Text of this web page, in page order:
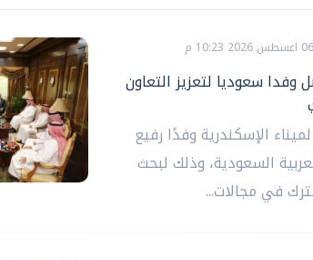
وفدا سعوديا لتعزيز التعاون
الإسكندرية وفدًا رفيع
السعودية، وذلك لبحث
في مجالات...